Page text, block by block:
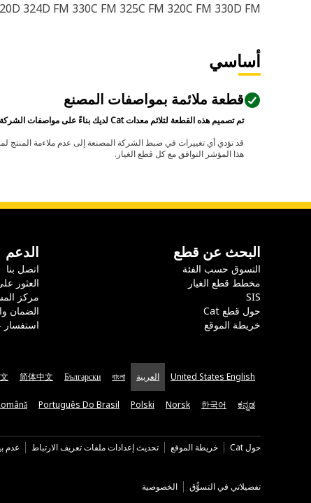
324D FM 330C FM 325C FM 320C FM 330D FM
أساسي
قطعة ملائمة بمواصفات المصنع
تم تصميم هذه القطعة لتلائم معدات Cat لديك بناءً على مواصفات الشركة المصنعة.
هذا المؤشر التوافق مع كل قطع الغيار.
البحث عن قطع
التسوق حسب الفئة
مخطط قطع الغيار
SIS
حول قطع Cat
خريطة الموقع
الدعم
اتصل بنا
العثور
مركز
الضمان
United States English العربية বাংলা
Български
简体中文
ಕನ್ನಡ
한국어
Norsk
Polski
Português Do Brasil
حول Cat خريطة الموقع تحديث إعدادات ملفات تعريف الارتباط عدم
تفضيلاتي في التسوُّق الخصوصية